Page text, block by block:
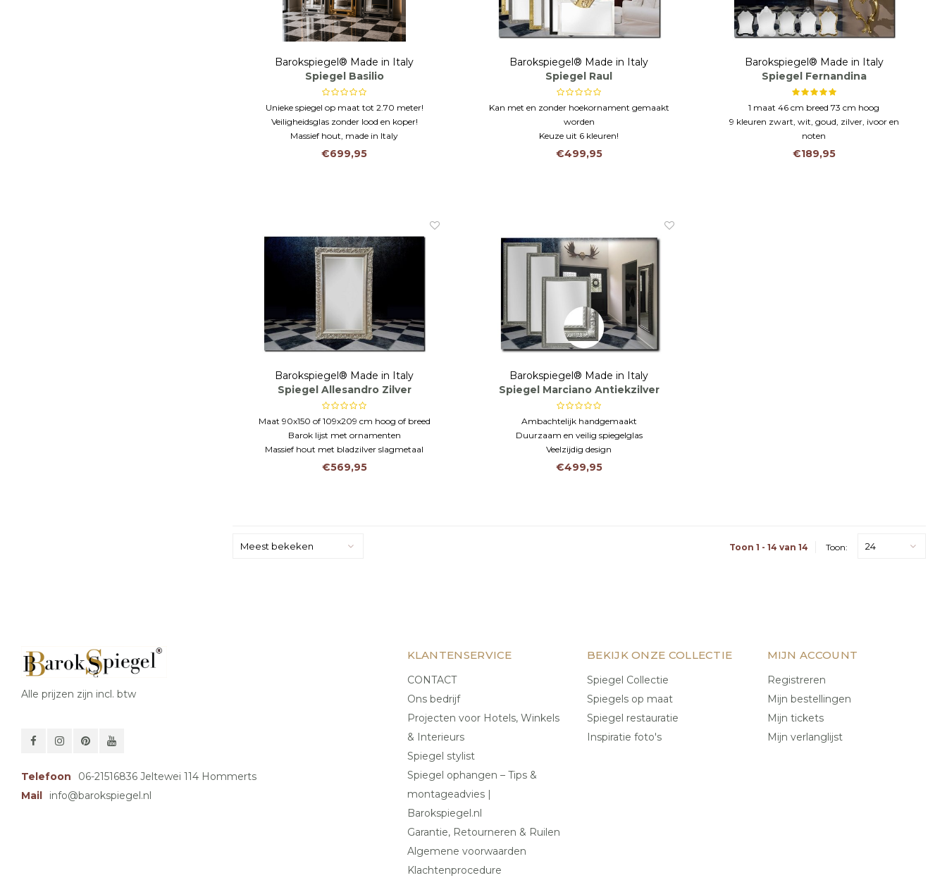
Barokspiegel® Made in Italy
Spiegel Basilio
Unieke spiegel op maat tot 2.70 meter!
Veiligheidsglas zonder lood en koper!
Massief hout, made in Italy
€699,95
Barokspiegel® Made in Italy
Spiegel Raul
Kan met en zonder hoekornament gemaakt
worden
Keuze uit 6 kleuren!
Italiaans maatwerk
€499,95
Barokspiegel® Made in Italy
Spiegel Fernandina
1 maat 46 cm breed 73 cm hoog
9 kleuren zwart, wit, goud, zilver, ivoor en
noten
Houten lijst handgemaakt en handgekleurd
€189,95
Barokspiegel® Made in Italy
Spiegel Allesandro Zilver
Maat 90x150 of 109x209 cm hoog of breed
Barok lijst met ornamenten
Massief hout met bladzilver slagmetaal
€569,95
Barokspiegel® Made in Italy
Spiegel Marciano Antiekzilver
Ambachtelijk handgemaakt
Duurzaam en veilig spiegelglas
Veelzijdig design
€499,95
Meest bekeken Toon 1 - 14 van 14 Toon: 24
Alle prijzen zijn incl. btw
Telefoon
06-21516836 Jeltewei 114 Hommerts
Mail
info@barokspiegel.nl
KLANTENSERVICE
CONTACT
Ons bedrijf
Projecten voor Hotels, Winkels
& Interieurs
Spiegel stylist
Spiegel ophangen – Tips &
montageadvies |
Barokspiegel.nl
Garantie, Retourneren & Ruilen
Algemene voorwaarden
Klachtenprocedure
BEKIJK ONZE COLLECTIE
Spiegel Collectie
Spiegels op maat
Spiegel restauratie
Inspiratie foto's
MIJN ACCOUNT
Registreren
Mijn bestellingen
Mijn tickets
Mijn verlanglijst